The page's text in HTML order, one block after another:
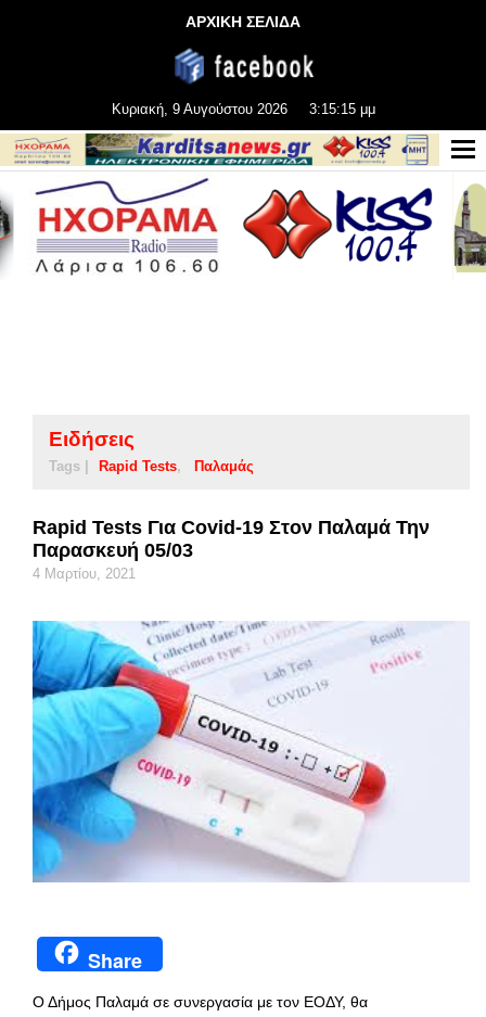
ΑΡΧΙΚΗ ΣΕΛΙΔΑ
Κυριακή, 9 Αυγούστου 2026 3:15:15 μμ
Ειδήσεις
Tags | Rapid Tests Παλαμάς
Rapid Tests Για Covid-19 Στον Παλαμά Την
Παρασκευή 05/03
4 Μαρτίου, 2021
Share
Ο Δήμος Παλαμά σε συνεργασία με τον ΕΟΔΥ, θα